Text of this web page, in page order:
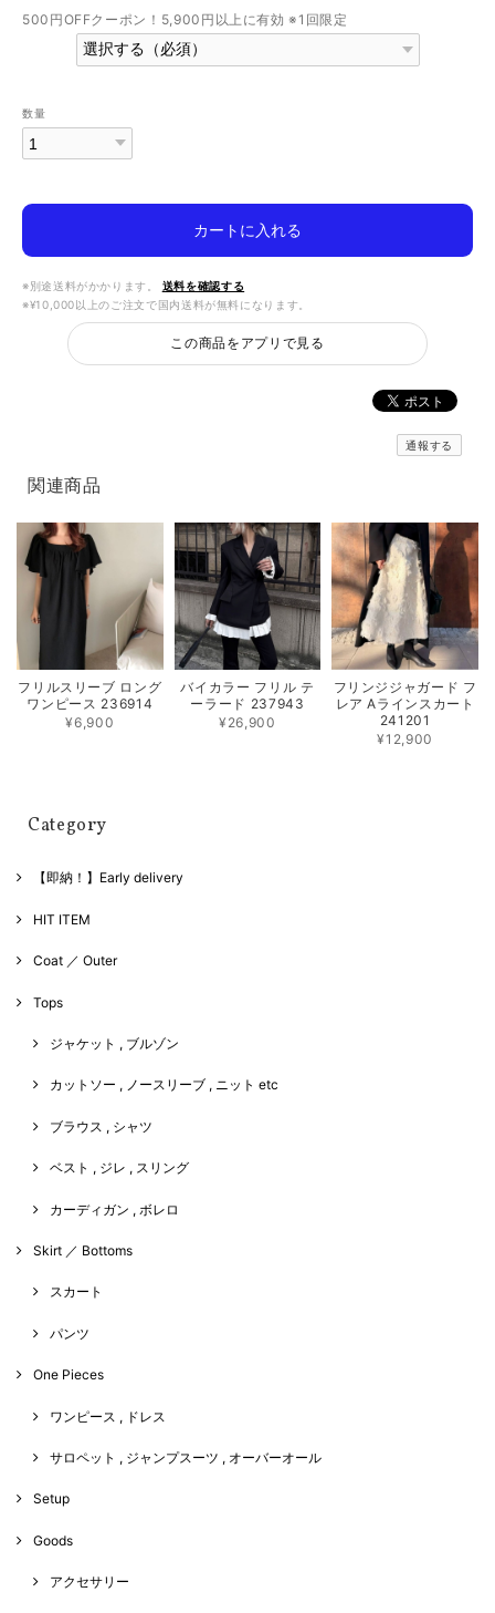
500円OFFクーポン！5,900円以上に有効 ※1回限定
数量
カートに入れる
※別途送料がかかります。
送料を確認する
※¥10,000以上のご注文で国内送料が無料になります。
この商品をアプリで見る
通報する
関連商品
フリルスリーブ ロング
ワンピース 236914
¥6,900
バイカラー フリル テ
ーラード 237943
¥26,900
フリンジジャガード フ
レア Aラインスカート
241201
¥12,900
Category
【即納！】Early delivery
HIT ITEM
Coat ／ Outer
Tops
ジャケット , ブルゾン
カットソー , ノースリーブ , ニット etc
ブラウス , シャツ
ベスト , ジレ , スリング
カーディガン , ボレロ
Skirt ／ Bottoms
スカート
パンツ
One Pieces
ワンピース , ドレス
サロペット , ジャンプスーツ , オーバーオール
Setup
Goods
アクセサリー